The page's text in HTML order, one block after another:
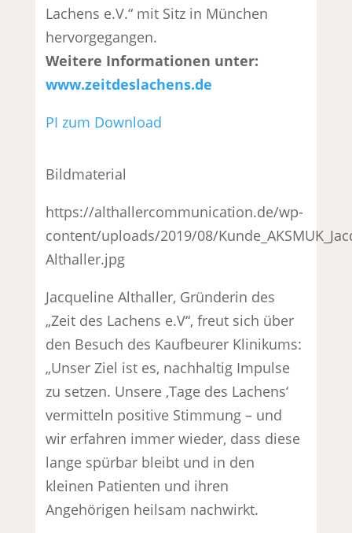
Lachens e.V.“ mit Sitz in München
hervorgegangen.
Weitere Informationen unter:
www.zeitdeslachens.de
PI zum Download
Bildmaterial
https://althallercommunication.de/wp-
content/uploads/2019/08/
Althaller.jpg
Jacqueline Althaller, Gründerin des
„Zeit des Lachens e.V“, freut sich über
den Besuch des Kaufbeurer Klinikums:
„Unser Ziel ist es, nachhaltig Impulse
zu setzen. Unsere ‚Tage des Lachens‘
vermitteln positive Stimmung – und
wir erfahren immer wieder, dass diese
lange spürbar bleibt und in den
kleinen Patienten und ihren
Angehörigen heilsam nachwirkt.